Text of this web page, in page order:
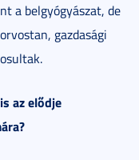
a belgyógyászat, de
gazdasági
az elődje